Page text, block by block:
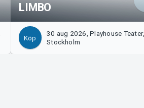
LIMBO
Köp
30 aug 2026, Playhouse Teater,
Stockholm